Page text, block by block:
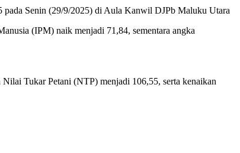
pada Senin (29/9/2025) di Aula Kanwil DJPb Maluku Utara
(IPM) naik menjadi 71,84, sementara angka
Tukar Petani (NTP) menjadi 106,55, serta kenaikan